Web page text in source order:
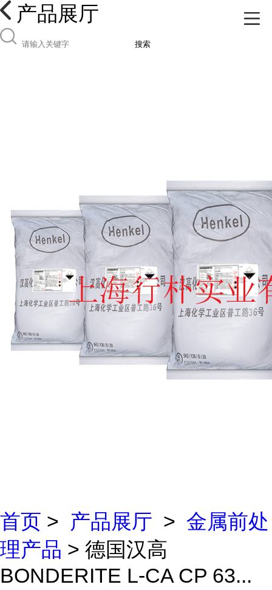
产品展厅
搜索
首页 > 产品展厅 > 金属前处
理产品 > 德国汉高
BONDERITE L-CA CP 63...